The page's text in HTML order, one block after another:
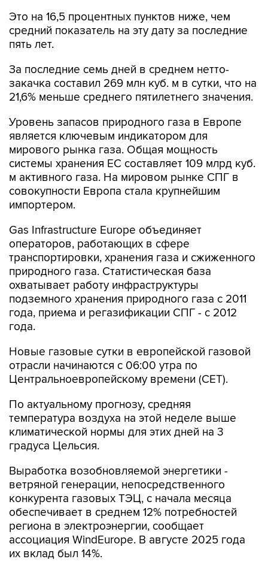
Это на 16,5 процентных пунктов ниже, чем
средний показатель на эту дату за последние
пять лет.
За последние семь дней в среднем нетто-
закачка составил 269 млн куб. м в сутки, что на
21,6% меньше среднего пятилетнего значения.
Уровень запасов природного газа в Европе
является ключевым индикатором для
мирового рынка газа. Общая мощность
системы хранения ЕС составляет 109 млрд куб.
м активного газа. На мировом рынке СПГ в
совокупности Европа стала крупнейшим
импортером.
Gas Infrastructure Europe объединяет
операторов, работающих в сфере
транспортировки, хранения газа и сжиженного
природного газа. Статистическая база
охватывает работу инфраструктуры
подземного хранения природного газа с 2011
года, приема и регазификации СПГ - с 2012
года.
Новые газовые сутки в европейской газовой
отрасли начинаются c 06:00 утра по
Центральноевропейскому времени (CET).
По актуальному прогнозу, средняя
температура воздуха на этой неделе выше
климатической нормы для этих дней на 3
градуса Цельсия.
Выработка возобновляемой энергетики -
ветряной генерации, непосредственного
конкурента газовых ТЭЦ, с начала месяца
обеспечивает в среднем 12% потребностей
региона в электроэнергии, сообщает
ассоциация WindEurope. В августе 2025 года
их вклад был 14%.